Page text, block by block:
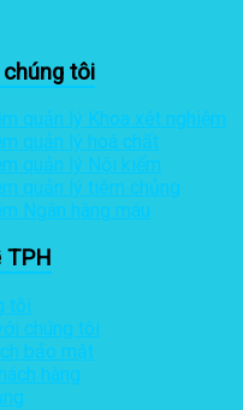
tôi
quản lý Khoa xét nghiệm
quản lý hoá chất
quản lý Nội kiểm
quản lý tiêm chủng
Ngân hàng máu
TPH
tôi
chúng tôi
bảo mật
hàng